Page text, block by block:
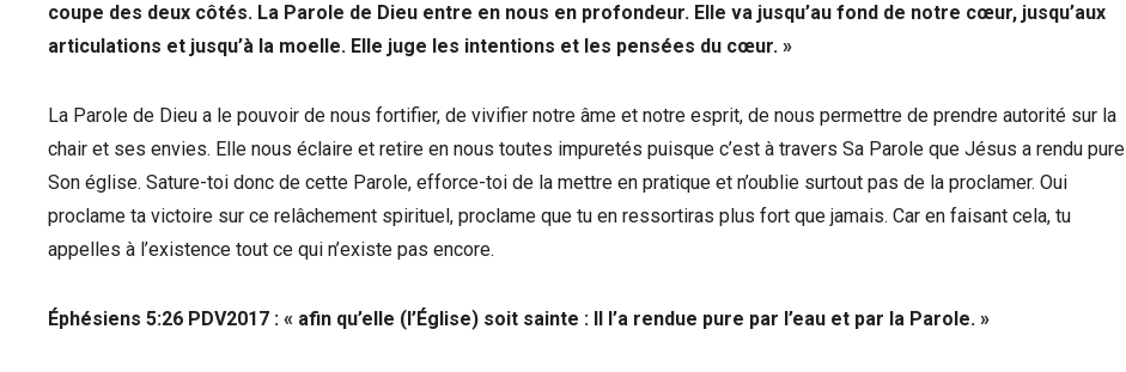
coupe des deux côtés. La Parole de Dieu entre en nous en profondeur. Elle va jusqu’au fond de notre cœur, jusqu’aux
articulations et jusqu’à la moelle. Elle juge les intentions et les pensées du cœur. »
La Parole de Dieu a le pouvoir de nous fortifier, de vivifier notre âme et notre esprit, de nous permettre de prendre autorité sur la
chair et ses envies. Elle nous éclaire et retire en nous toutes impuretés puisque c’est à travers Sa Parole que Jésus a rendu pure
Son église. Sature-toi donc de cette Parole, efforce-toi de la mettre en pratique et n’oublie surtout pas de la proclamer. Oui
proclame ta victoire sur ce relâchement spirituel, proclame que tu en ressortiras plus fort que jamais. Car en faisant cela, tu
appelles à l’existence tout ce qui n’existe pas encore.
‭‭Éphésiens‬ ‭5:26‬ ‭PDV2017‬‬ : « afin qu’elle (l’Église) soit sainte : Il l’a rendue pure par l’eau et par la Parole. »